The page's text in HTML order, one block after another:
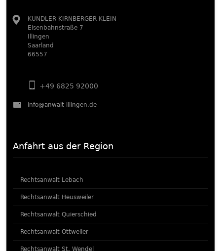
KUNDLER KIRNBERGER KLEIN
Eisenbahnstraße 7
Illingen
Saarland
66557
+49 6825 92000
info@anwalt-illingen.de
Anfahrt aus der Region
Rechtsanwalt Lebach
Rechtsanwalt Heusweiler
Rechtsanwalt Quierschied
Rechtsanwalt Ottweiler
Rechtsanwalt St. Wendel